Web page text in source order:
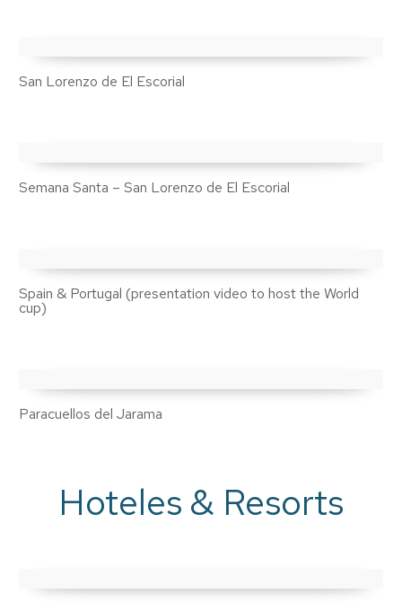
San Lorenzo de El Escorial
Semana Santa – San Lorenzo de El Escorial
Spain & Portugal (presentation video to host the World
cup)
Paracuellos del Jarama
Hoteles & Resorts